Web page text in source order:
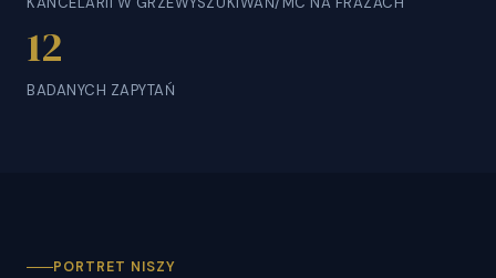
12
BADANYCH ZAPYTAŃ
PORTRET NISZY